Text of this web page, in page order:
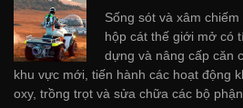
Sống sót và xâm
hộp cát thế giới mở có
dựng và nâng cấp căn
khu vực mới, tiến hành các hoạt động
oxy, trồng trọt và sửa chữa các bộ phận